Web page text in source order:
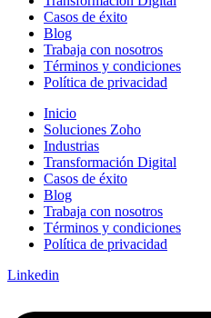
Casos de éxito
Blog
Trabaja con nosotros
Términos y condiciones
Política de privacidad
Inicio
Soluciones Zoho
Industrias
Transformación Digital
Casos de éxito
Blog
Trabaja con nosotros
Términos y condiciones
Política de privacidad
Linkedin